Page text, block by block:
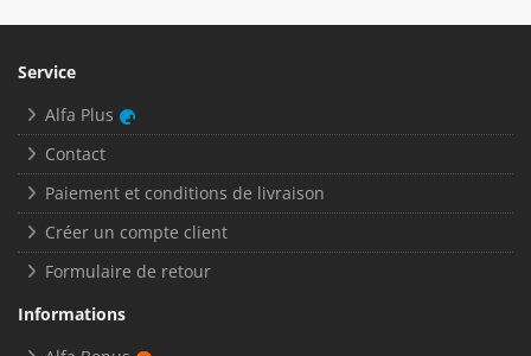
Service
Alfa Plus
Contact
Paiement et conditions de livraison
Créer un compte client
Formulaire de retour
Informations